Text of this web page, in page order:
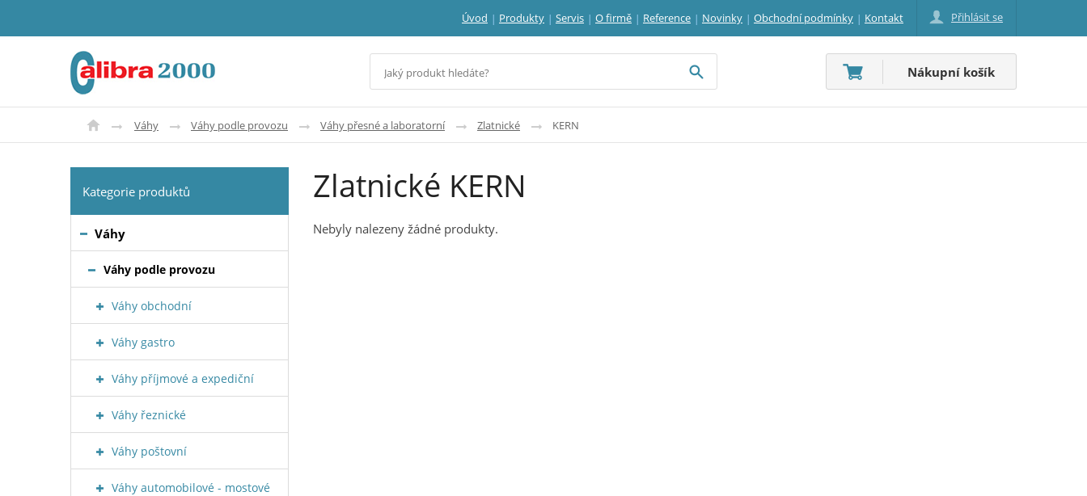
Úvod Produkty Servis O firmě Reference Novinky Obchodní podmínky Kontakt Přihlásit se
Nákupní košík
Váhy Váhy podle provozu Váhy přesné a laboratorní Zlatnické KERN
Zlatnické KERN
Nebyly nalezeny žádné produkty.
Kategorie produktů
Váhy
Váhy podle provozu
Váhy obchodní
Váhy gastro
Váhy příjmové a expediční
Váhy řeznické
Váhy poštovní
Váhy automobilové - mostové